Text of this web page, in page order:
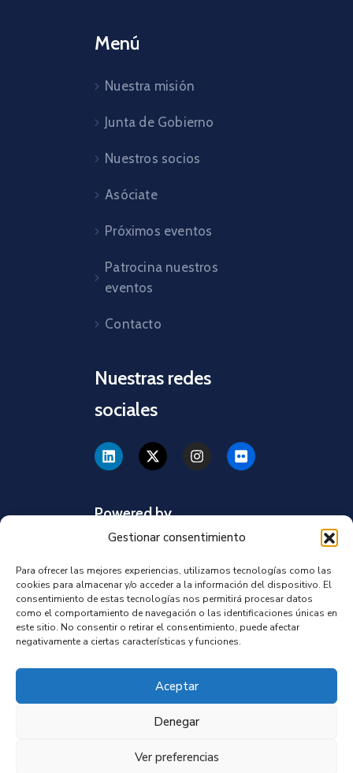
Gestionar consentimiento
Para ofrecer las mejores experiencias, utilizamos tecnologías como las
cookies para almacenar y/o acceder a la información del dispositivo. El
consentimiento de estas tecnologías nos permitirá procesar datos
como el comportamiento de navegación o las identificaciones únicas en
este sitio. No consentir o retirar el consentimiento, puede afectar
negativamente a ciertas características y funciones.
Aceptar
Denegar
Ver preferencias
Menú
Nuestra misión
Junta de Gobierno
Nuestros socios
Asóciate
Próximos eventos
Patrocina nuestros
eventos
Contacto
Nuestras redes
sociales
Powered by